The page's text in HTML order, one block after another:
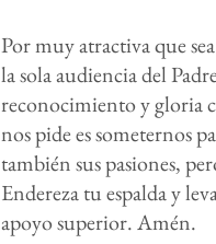
Por muy atractiva que
la sola audiencia del
reconocimiento y gloria
nos pide es someternos
también sus pasiones,
Endereza tu espalda y
apoyo superior. Amén.